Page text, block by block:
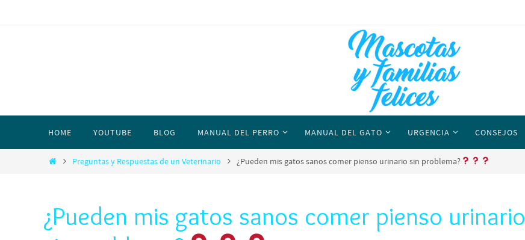
HOME YOUTUBE BLOG MANUAL DEL PERRO MANUAL DEL GATO URGENCIA CONSEJOS
Preguntas y Respuestas de un Veterinario ¿Pueden mis gatos sanos comer pienso urinario sin problema?
¿Pueden mis gatos sanos comer pienso urinario